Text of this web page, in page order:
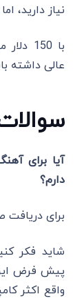
نیاز دارید،
با
عالی داشته
آیا برای
دارم؟
برای دریافت
شاید فکر
پیش ‌فرض این
واقع اکثر